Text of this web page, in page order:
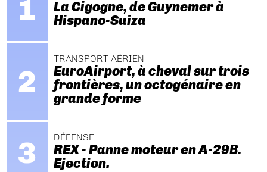
La Cigogne, de Guynemer à
Hispano-Suiza
TRANSPORT AÉRIEN
EuroAirport, à cheval sur trois
frontières, un octogénaire en
grande forme
DÉFENSE
REX - Panne moteur en A-29B.
Ejection.